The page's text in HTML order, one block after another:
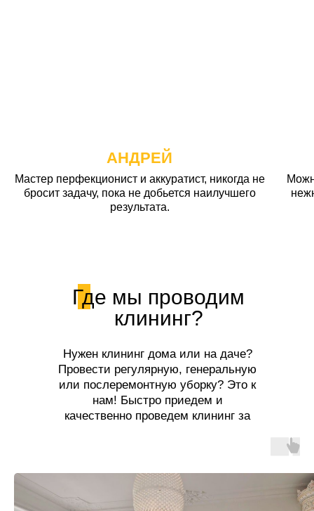
АНДРЕЙ
Мастер перфекционист и аккуратист, никогда не
бросит задачу, пока не добьется наилучшего
результата.
Где мы проводим
клининг?
Нужен клининг дома или на даче?
Провести регулярную, генеральную
или послеремонтную уборку? Это к
нам! Быстро приедем и
качественно проведем клининг за